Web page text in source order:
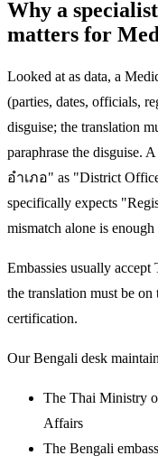
Why a
matters for
Looked at as data, a
(parties, dates, officials,
disguise; the translation
paraphrase the disguise.
อำเภอ" as "District
specifically expects
mismatch alone is
Embassies usually
the translation must be
certification.
Our Bengali desk
The Thai Ministry
Affairs
The Bengali